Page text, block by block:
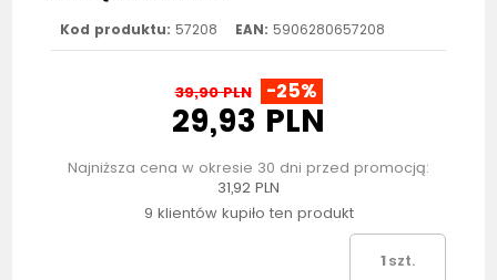
Kod produktu: 57208 EAN: 5906280657208
39,90 PLN -25%
29,93 PLN
Najniższa cena w okresie 30 dni przed promocją:
31,92 PLN
9 klientów kupiło ten produkt
szt.